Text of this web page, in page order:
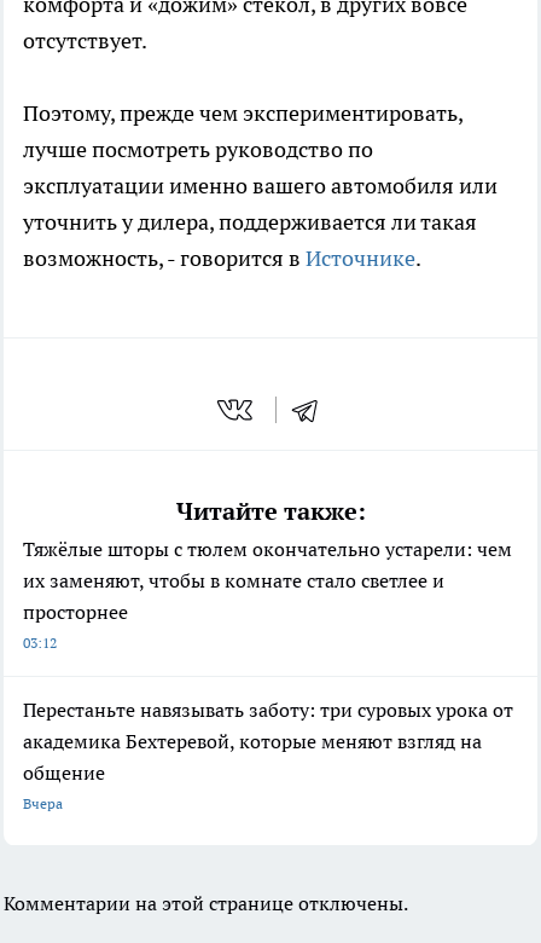
отсутствует.
Поэтому, прежде чем экспериментировать,
лучше посмотреть руководство по
эксплуатации именно вашего автомобиля или
уточнить у дилера, поддерживается ли такая
возможность, - говорится в Источнике.
Читайте также:
Тяжёлые шторы с тюлем окончательно устарели: чем
их заменяют, чтобы в комнате стало светлее и
просторнее
03:12
Перестаньте навязывать заботу: три суровых урока от
академика Бехтеревой, которые меняют взгляд на
общение
Вчера
Комментарии на этой странице отключены.